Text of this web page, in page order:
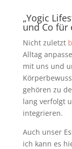
„Yogic
und Co für
Nicht zuletzt
Alltag
mit uns und
gehören zu
lang verfolgt
integrieren.
Auch unser
ich kann es